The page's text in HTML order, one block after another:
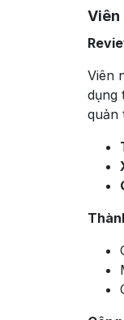
Viên
Viên
dụng
quản